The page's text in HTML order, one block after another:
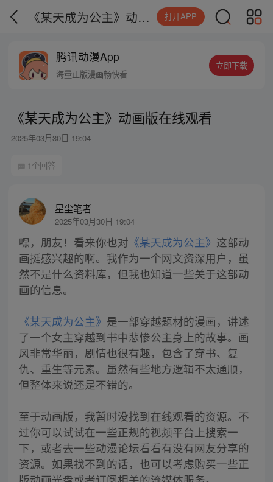
《某天成为公主》动画版在线观看 打开APP
腾讯动漫App
海量正版漫画畅快看
立即下载
《某天成为公主》动画版在线观看
2025年03月30日 19:04
1个回答
星尘笔者
2025年03月30日 19:04
嘿，朋友！看来你也对 《某天成为公主》 这部动
画挺感兴趣的啊。我作为一个网文资深用户，虽
然不是什么资料库，但我也知道一些关于这部动
画的信息。
《某天成为公主》 是一部穿越题材的漫画，讲述
了一个女主穿越到书中悲惨公主身上的故事。画
风非常华丽，剧情也很有趣，包含了穿书、复
仇、重生等元素。虽然有些地方逻辑不太通顺，
但整体来说还是不错的。
至于动画版，我暂时没找到在线观看的资源。不
过你可以试试在一些正规的视频平台上搜索一
下，或者去一些动漫论坛看看有没有网友分享的
资源。如果找不到的话，也可以考虑购买一些正